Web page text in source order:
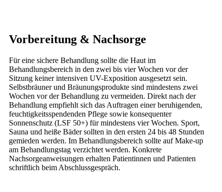
Vorbereitung & Nachsorge
Für eine sichere Behandlung sollte die Haut im
Behandlungsbereich in den zwei bis vier Wochen vor der
Sitzung keiner intensiven UV-Exposition ausgesetzt sein.
Selbstbräuner und Bräunungsprodukte sind mindestens zwei
Wochen vor der Behandlung zu vermeiden. Direkt nach der
Behandlung empfiehlt sich das Auftragen einer beruhigenden,
feuchtigkeitsspendenden Pflege sowie konsequenter
Sonnenschutz (LSF 50+) für mindestens vier Wochen. Sport,
Sauna und heiße Bäder sollten in den ersten 24 bis 48 Stunden
gemieden werden. Im Behandlungsbereich sollte auf Make-up
am Behandlungstag verzichtet werden. Konkrete
Nachsorgeanweisungen erhalten Patientinnen und Patienten
schriftlich beim Abschlussgespräch.